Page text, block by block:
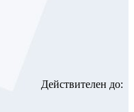
Действителен до: